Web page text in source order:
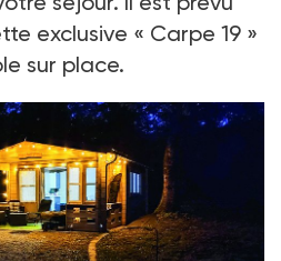
exclusive « Carpe 19 »
sur place.